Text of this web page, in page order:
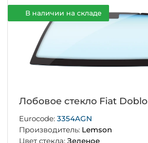
В наличии на складе
Лобовое стекло Fiat Doblo
Eurocode: 3354AGN
Производитель: Lemson
Цвет стекла: Зеленое